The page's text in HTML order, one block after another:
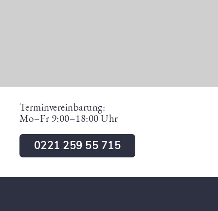
Terminvereinbarung:
Mo–Fr 9:00–18:00 Uhr
0221 259 55 715